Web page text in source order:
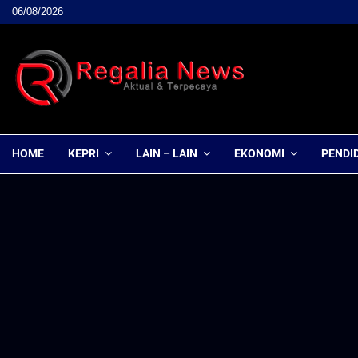
06/08/2026
HOME KEPRI LAIN – LAIN EKONOMI